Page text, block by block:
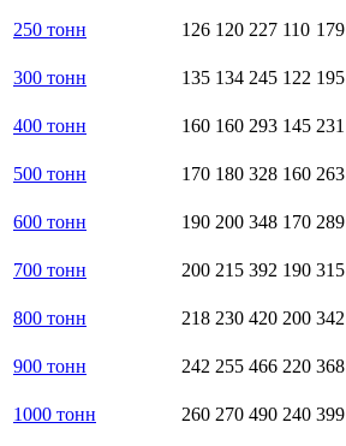
250 тонн 126 120 227 110 179
300 тонн 135 134 245 122 195
400 тонн 160 160 293 145 231
500 тонн 170 180 328 160 263
600 тонн 190 200 348 170 289
700 тонн 200 215 392 190 315
800 тонн 218 230 420 200 342
900 тонн 242 255 466 220 368
1000 тонн 260 270 490 240 399